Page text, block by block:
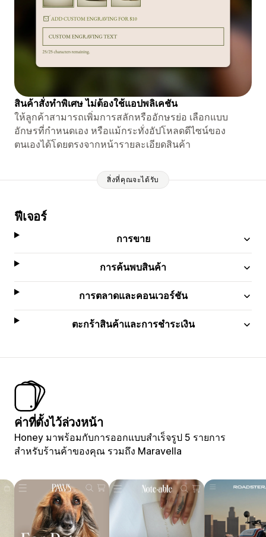
สินค้าสั่งทำพิเศษ ไม่ต้องใช้แอปพลิเคชัน
ให้ลูกค้าสามารถเพิ่มการสลักหรืออักษรย่อ เลือกแบบ
อักษรที่กำหนดเอง หรือแม้กระทั่งอัปโหลดดีไซน์ของ
ตนเองได้โดยตรงจากหน้ารายละเอียดสินค้า
สิ่งที่คุณจะได้รับ
ฟีเจอร์
การขาย
การค้นพบสินค้า
การตลาดและคอนเวอร์ชัน
ตะกร้าสินค้าและการชำระเงิน
ค่าที่ตั้งไว้ล่วงหน้า
Honey มาพร้อมกับการออกแบบสำเร็จรูป 5 รายการ
สำหรับร้านค้าของคุณ รวมถึง Maravella